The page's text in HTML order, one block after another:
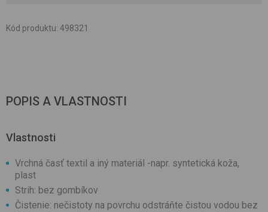
Kód produktu: 498321
POPIS A VLASTNOSTI
Vlastnosti
Vrchná časť textil a iný materiál -napr. syntetická koža,
plast
Strih: bez gombíkov
Čistenie: nečistoty na povrchu odstráňte čistou vodou bez